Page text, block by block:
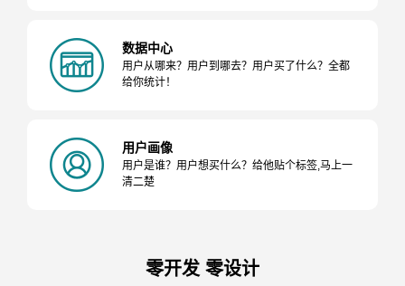
数据中心
用户从哪来？用户到哪去？用户买了什么？全都
给你统计！
用户画像
用户是谁？用户想买什么？给他贴个标签,马上一
清二楚
零开发 零设计